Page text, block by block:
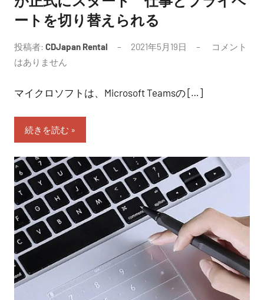
ートを切り替えられる
投稿者: CDJapan Rental 2021年5月19日
コメント
はありません
マイクロソフトは、Microsoft Teamsの […]
続きを読む